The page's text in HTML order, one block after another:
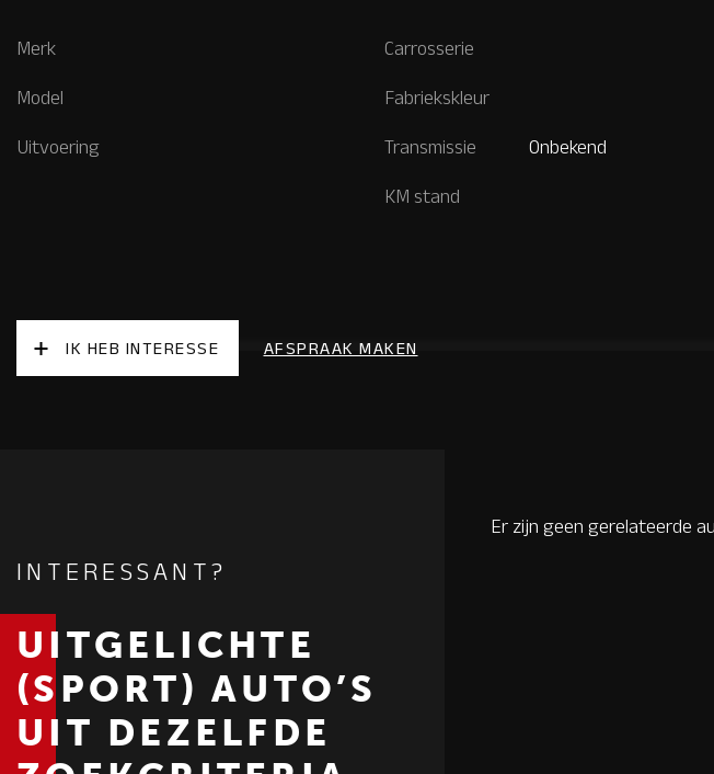
Merk
Model
Uitvoering
Carrosserie
Fabriekskleur
Transmissie Onbekend
KM stand
IK HEB INTERESSE AFSPRAAK MAKEN
INTERESSANT?
UITGELICHTE
(SPORT) AUTO’S
UIT DEZELFDE
Er zijn geen gerelateerde